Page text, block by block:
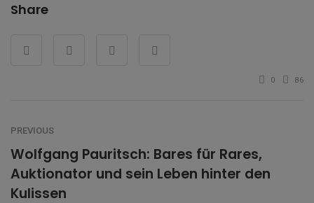
Share
0 86
PREVIOUS
Wolfgang Pauritsch: Bares für Rares,
Auktionator und sein Leben hinter den
Kulissen